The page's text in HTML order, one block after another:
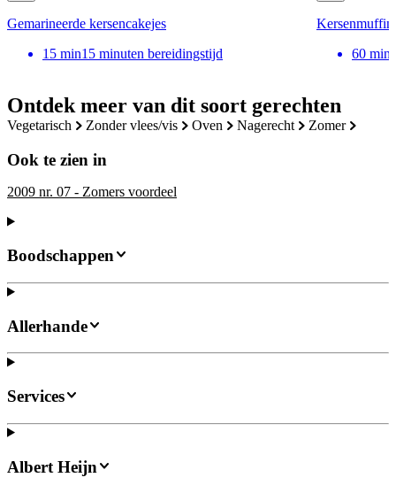
Ontdek meer van dit soort gerechten
vegetarisch zonder vlees/vis oven nagerecht zomer
Ook te zien in
2009 nr. 07 - Zomers voordeel
Gemarineerde kersencakejes
15 min15 minuten bereidingstijd
60 min
Boodschappen
Allerhande
Services
Albert Heijn